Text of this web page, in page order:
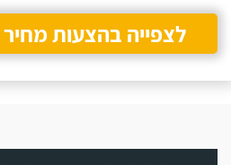
לצפייה בהצעות מחיר